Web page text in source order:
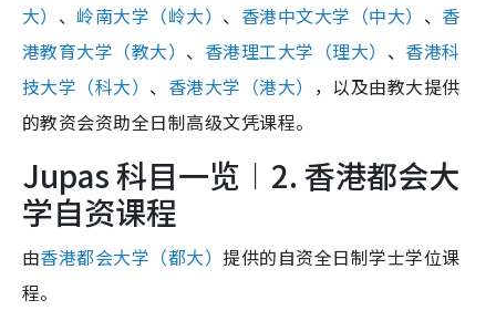
大） 、 岭南大学（岭大） 、 香港中文大学（中大） 、 香
港教育大学（教大） 、 香港理工大学（理大） 、 香港科
技大学（科大） 、 香港大学（港大） ，以及由教大提供
的教资会资助全日制高级文凭课程。
Jupas 科目一览︱2. 香港都会大
学自资课程
由香港都会大学（都大）提供的自资全日制学士学位课
程。